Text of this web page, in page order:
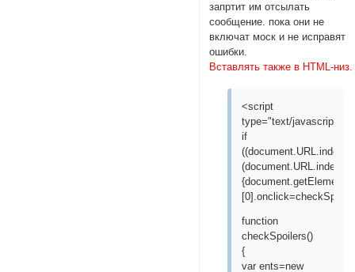
запртит им отсылать
сообщение. пока они не
включат моск и не исправят
ошибки.
Вставлять также в HTML-низ.
<script
type="text/javascript">
if
function
checkSpoilers()
{
var ents=new